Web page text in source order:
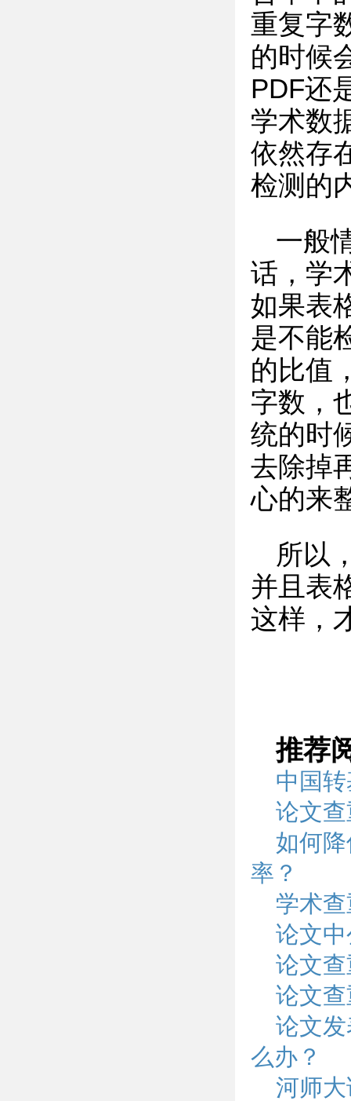
重复字
的时候
PDF还
学术数
依然存
检测的
一般
话，学
如果表
是不能
的比值
字数，
统的时
去除掉
心的来
所以
并且表
这样，
推荐
中国
论文
如何
率？
学术
论文
论文
论文
论文
么办？
河师